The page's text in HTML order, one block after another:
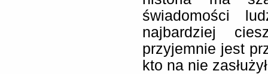
świadomości
najbardziej
przyjemnie jest
kto na nie